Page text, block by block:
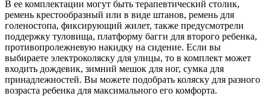
В ее комплектации могут быть терапевтический столик,
ремень крестообразный или в виде штанов, ремень для
голеностопа, фиксирующий жилет, также предусмотрели
поддержку туловища, платформу багги для второго ребенка,
противопролежневую накидку на сидение. Если вы
выбираете электроколяску для улицы, то в комплект может
входить дождевик, зимний мешок для ног, сумка для
принадлежностей. Вы можете подобрать коляску для разного
возраста ребенка для максимального его комфорта.